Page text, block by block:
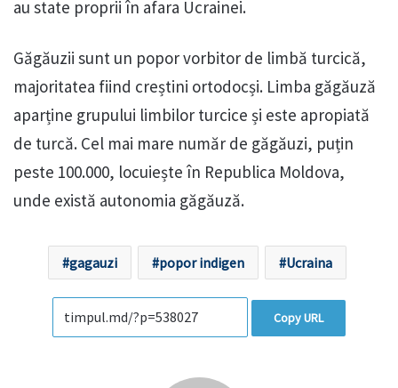
au state proprii în afara Ucrainei.
Găgăuzii sunt un popor vorbitor de limbă turcică,
majoritatea fiind creștini ortodocși. Limba găgăuză
aparține grupului limbilor turcice și este apropiată
de turcă. Cel mai mare număr de găgăuzi, puțin
peste 100.000, locuiește în Republica Moldova,
unde există autonomia găgăuză.
gagauzi popor indigen Ucraina
Copy URL